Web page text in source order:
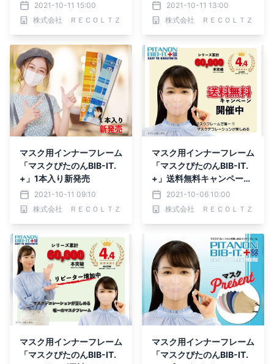
料キャンペーン開催中
2021-10-11 15:00
株式会社 ＲＥＣＯＬＴＺ
本入り新登場
2021-10-11 13:00
株式会社 ＲＥＣＯＬＴＺ
マスク用インナーフレーム
「マスクぴたのんBIB-IT.
+」1本入り新発売
2021-10-11 09:10
株式会社 ＲＥＣＯＬＴＺ
マスク用インナーフレーム
「マスクぴたのんBIB-IT.
+」送料無料キャンペーン
開催2021-10-06 10:00
株式会社 ＲＥＣＯＬＴＺ
マスク用インナーフレーム
「マスクぴたのんBIB-IT.
マスク用インナーフレーム
「マスクぴたのんBIB-IT.